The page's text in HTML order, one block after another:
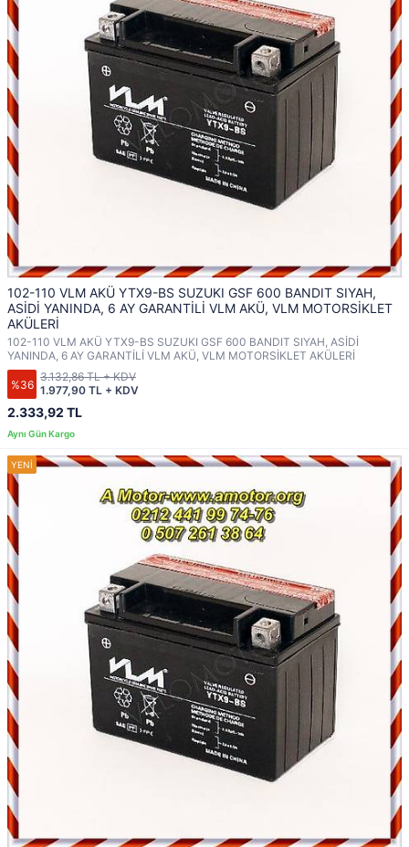
102-110 VLM AKÜ YTX9-BS SUZUKI GSF 600 BANDIT SIYAH,
ASİDİ YANINDA, 6 AY GARANTİLİ VLM AKÜ, VLM MOTORSİKLET
AKÜLERİ
102-110 VLM AKÜ YTX9-BS SUZUKI GSF 600 BANDIT SIYAH, ASİDİ
YANINDA, 6 AY GARANTİLİ VLM AKÜ, VLM MOTORSİKLET AKÜLERİ
%36
2.333,92 TL
1.977,90 TL + KDV
3.132,86 TL + KDV